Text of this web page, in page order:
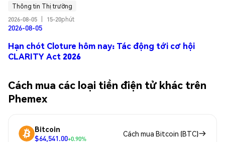
Thông tin Thị trường
2026-08-05
15-20phút
2026-08-05
Hạn chót Cloture hôm nay: Tác động tới cơ hội
CLARITY Act 2026
Cách mua các loại tiền điện tử khác trên
Phemex
Bitcoin
$64,541.00+0.90%
Cách mua Bitcoin (BTC)